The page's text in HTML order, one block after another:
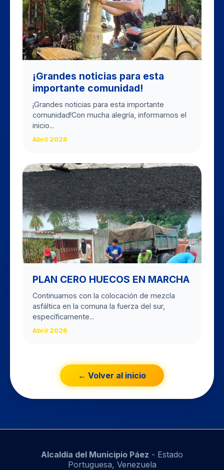
​¡Grandes noticias para esta
importante comunidad!
​¡Grandes noticias para esta importante
comunidad! ​Con mucha alegría, informamos el
inicio...
Abril 2026
PLAN CERO HUECOS EN MARCHA
Continuamos con la colocación de mezcla
asfáltica en la comuna la fuerza del sur,
específicamente...
Abril 2026
← Volver al inicio
Alcaldía del Municipio Páez - Estado
Portuguesa, Venezuela